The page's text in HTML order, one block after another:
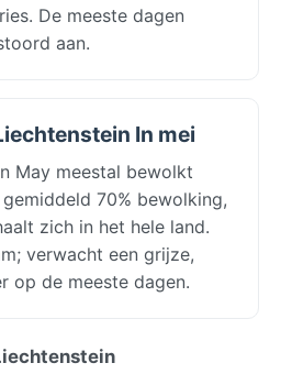
De meeste dagen
aan.
In mei
May meestal bewolkt
70% bewolking,
zich in het hele land.
verwacht een grijze,
op de meeste dagen.